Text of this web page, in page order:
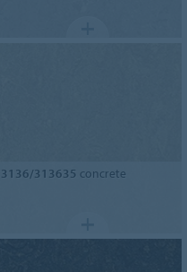
3136/313635 concrete